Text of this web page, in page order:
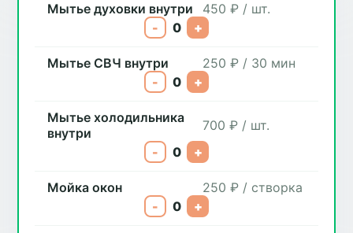
Мытье духовки внутри
450 ₽ / шт.
-
0 +
Мытье СВЧ внутри
250 ₽ / 30 мин
-
0 +
Мытье холодильника
внутри
700 ₽ / шт.
-
0 +
Мойка окон
250 ₽ / створка
-
0 +